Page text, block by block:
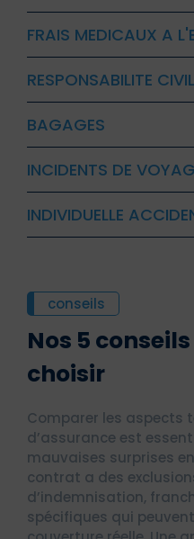
FRAIS MEDICAUX A
RESPONSABILITE
BAGAGES
INCIDENTS DE
INDIVIDUELLE
conseils
Nos 5
choisir
Comparer les aspects
d’assurance est
mauvaises surprises
contrat a des
d’indemnisation,
spécifiques qui